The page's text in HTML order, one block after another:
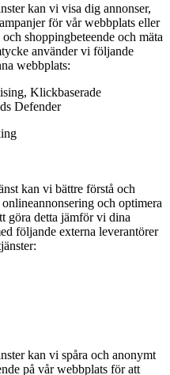
kan vi visa dig annonser,
för vår webbplats eller
shoppingbeteende och mäta
använder vi följande
webbplats:
Klickbaserade
Defender
kan vi bättre förstå och
och optimera
göra detta jämför vi dina
följande externa leverantörer
kan vi spåra och anonymt
på vår webbplats för att